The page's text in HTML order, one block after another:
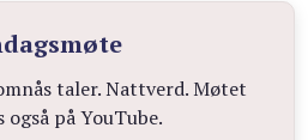
taler. Nattverd. Møtet
også på YouTube.